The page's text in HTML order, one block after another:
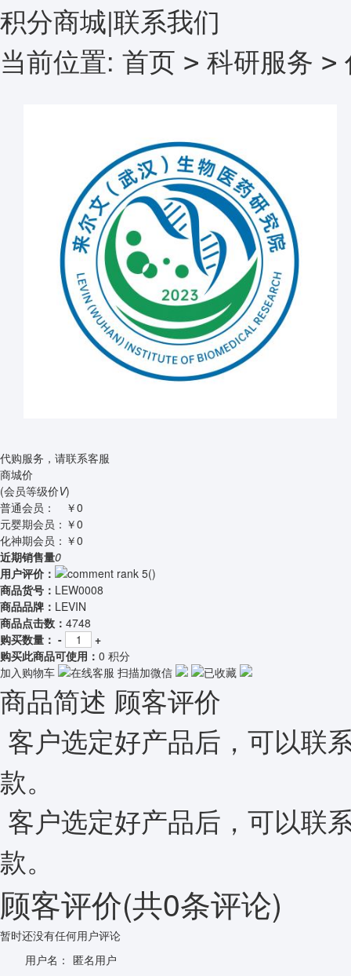
积分商城|联系我们
当前位置: 首页 > 科研服务 >
代购服务，请联系客服
商城价
(会员等级价V)
普通会员：
￥0
元婴期会员： ￥0
化神期会员： ￥0
近期销售量0
用户评价：
()
商品货号： LEW0008
商品品牌： LEVIN
商品点击数： 4748
购买数量： -
+
购买此商品可使用： 0 积分
加入购物车
在线客服 扫描加微信 已收藏
商品简述 顾客评价
客户选定好产品后，可以联
款。
客户选定好产品后，可以联
款。
顾客评价(共0条评论)
暂时还没有任何用户评论
用户名： 匿名用户